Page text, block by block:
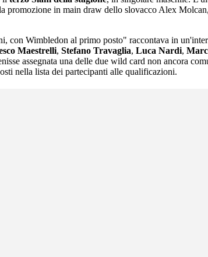
promozione in main draw dello slovacco Alex
con Wimbledon al primo posto" raccontava in
Maestrelli, Stefano Travaglia, Luca Nardi,
assegnata una delle due wild card non ancora
nella lista dei partecipanti alle qualificazioni.